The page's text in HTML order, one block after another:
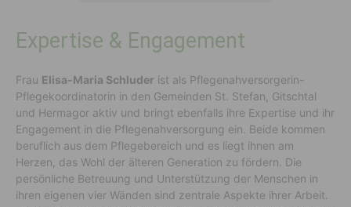
Expertise & Engagement
Frau Elisa-Maria Schluder ist als Pflegenahversorgerin-
Pflegekoordinatorin in den Gemeinden St. Stefan, Gitschtal
und Hermagor aktiv und bringt ebenfalls ihre Expertise und ihr
Engagement in die Pflegenahversorgung ein. Beide kommen
beruflich aus dem Pflegebereich und es liegt ihnen am
Herzen, das Wohl der älteren Generation zu fördern. Die
persönliche Betreuung und Unterstützung der Menschen in
ihren eigenen vier Wänden sind zentrale Aspekte ihrer Arbeit.